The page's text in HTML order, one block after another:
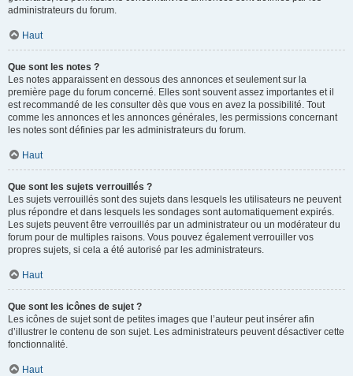
administrateurs du forum.
Haut
Que sont les notes ?
Les notes apparaissent en dessous des annonces et seulement sur la
première page du forum concerné. Elles sont souvent assez importantes et il
est recommandé de les consulter dès que vous en avez la possibilité. Tout
comme les annonces et les annonces générales, les permissions concernant
les notes sont définies par les administrateurs du forum.
Haut
Que sont les sujets verrouillés ?
Les sujets verrouillés sont des sujets dans lesquels les utilisateurs ne peuvent
plus répondre et dans lesquels les sondages sont automatiquement expirés.
Les sujets peuvent être verrouillés par un administrateur ou un modérateur du
forum pour de multiples raisons. Vous pouvez également verrouiller vos
propres sujets, si cela a été autorisé par les administrateurs.
Haut
Que sont les icônes de sujet ?
Les icônes de sujet sont de petites images que l’auteur peut insérer afin
d’illustrer le contenu de son sujet. Les administrateurs peuvent désactiver cette
fonctionnalité.
Haut